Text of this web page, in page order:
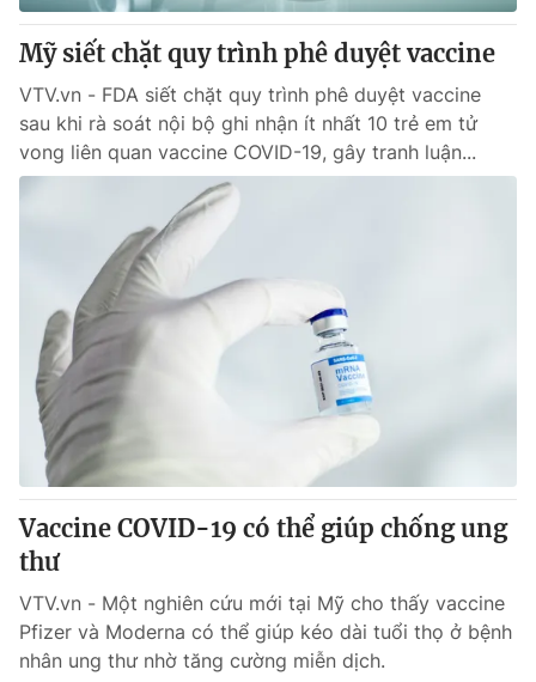
Emagazine Podcast
Photo Infographic
Video Shorts video
VTV Money
VTV Sức khoẻ Bất động sản
Thị trường 24h Tấm lòng Việt
VTV4 Vươn mình bằng AI
VTV9 VTV8
Mỹ siết chặt quy trình phê duyệt vaccine
VTV.vn - FDA siết chặt quy trình phê duyệt vaccine
sau khi rà soát nội bộ ghi nhận ít nhất 10 trẻ em tử
vong liên quan vaccine COVID-19, gây tranh luận...
Vaccine COVID-19 có thể giúp chống ung
thư
VTV.vn - Một nghiên cứu mới tại Mỹ cho thấy vaccine
Pfizer và Moderna có thể giúp kéo dài tuổi thọ ở bệnh
nhân ung thư nhờ tăng cường miễn dịch.